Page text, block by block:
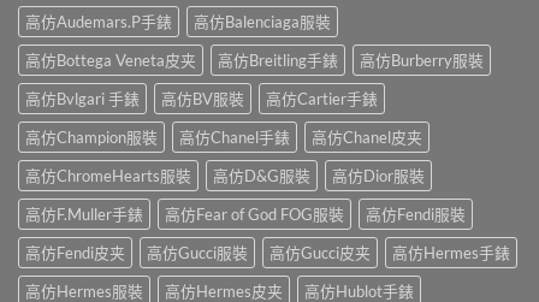
高仿Audemars.P手錶
高仿Balenciaga服裝
高仿Bottega Veneta皮夹
高仿Breitling手錶
高仿Burberry服裝
高仿Bvlgari 手錶
高仿BV服裝
高仿Cartier手錶
高仿Champion服裝
高仿Chanel手錶
高仿Chanel皮夹
高仿ChromeHearts服裝
高仿D&G服裝
高仿Dior服裝
高仿F.Muller手錶
高仿Fear of God FOG服裝
高仿Fendi服裝
高仿Fendi皮夹
高仿Gucci服裝 高仿Gucci皮夹
高仿Hermes手錶
高仿Hermes服裝
高仿Hermes皮夹
高仿Hublot手錶